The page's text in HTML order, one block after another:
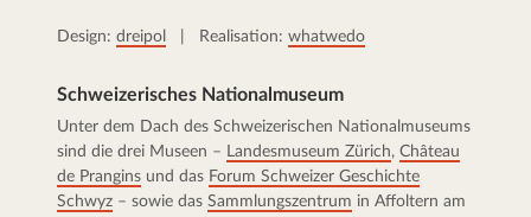
Design: dreipol | Realisation: whatwedo
Schweizerisches Nationalmuseum
Unter dem Dach des Schweizerischen Nationalmuseums
sind die drei Museen – Landesmuseum Zürich, Château
de Prangins und das Forum Schweizer Geschichte
Schwyz – sowie das Sammlungszentrum in Affoltern am